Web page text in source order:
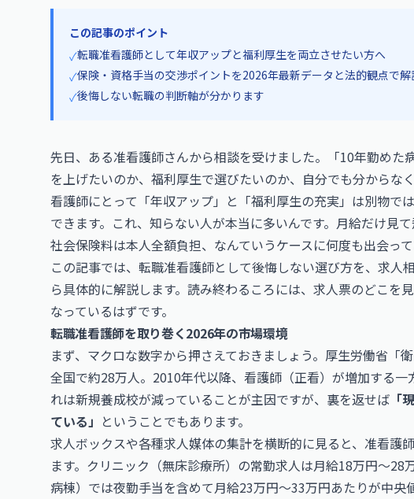
この記事のポイント
✓転職准看護師として年収アップと福利厚生を両立させたい方へ
✓保険・資格手当の交渉ポイントを2026年最新データと法的観点で解
✓後悔しない転職の判断軸が分かります
先日、ある准看護師さんから相談を受けました。「10年勤めた
を上げたいのか、福利厚生で選びたいのか、自分でも分からな
看護師にとって「年収アップ」と「福利厚生の充実」は別物で
できます。これ、知らない人が本当に多いんです。月給だけ見
社会保険料は本人全額負担、なんていうケースに何度も出会って
この記事では、転職准看護師として後悔しない選び方を、求人
ら具体的に解説します。読み終わるころには、求人票のどこを
なっているはずです。
転職准看護師を取り巻く2026年の市場環境
まず、マクロな数字から押さえておきましょう。厚生労働省「
全国で約28万人。2010年代以降、看護師（正看）が増加する
れは新規養成校が減っていることが主因ですが、裏を返せば 「
ている」 ということでもあります。
求人ボックスや各種求人媒体の集計を横断的に見ると、准看護
ます。クリニック（無床診療所）の常勤求人は月給18万円〜
病棟）では夜勤手当を含めて月給23万円〜33万円あたりが中央